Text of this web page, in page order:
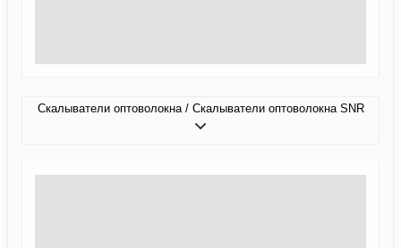
Скалыватели оптоволокна / Скалыватели оптоволокна SNR